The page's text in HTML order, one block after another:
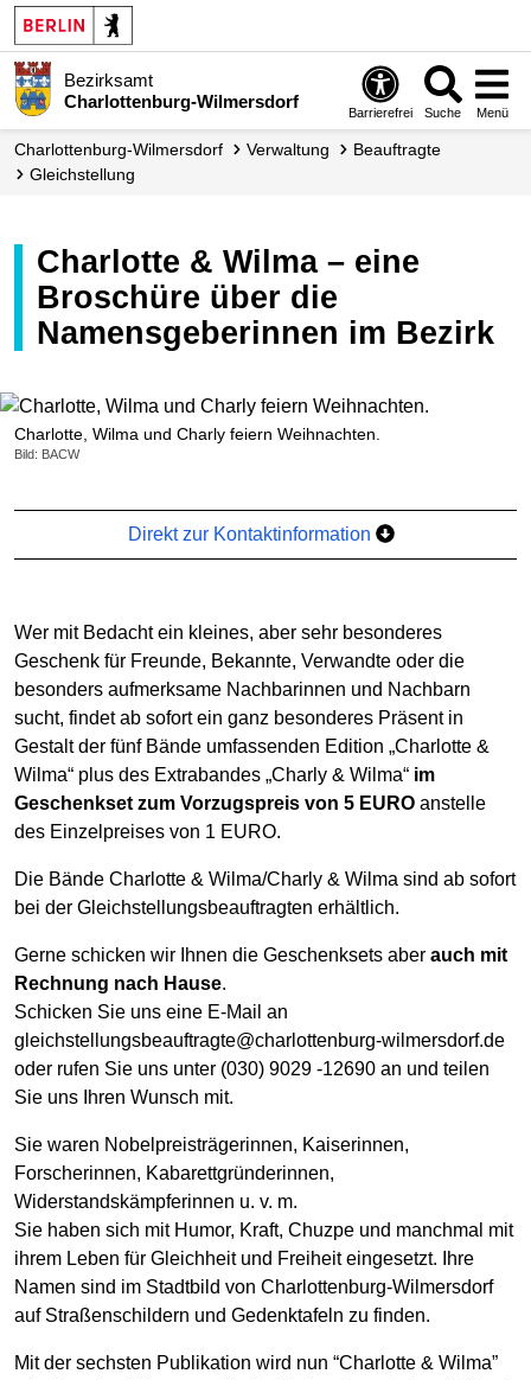
Bezirksamt
Charlottenburg-Wilmersdorf
Barrierefrei Suche Menü
Charlottenburg-Wilmersdorf Verwaltung
Beauftragte
Gleichstellung
Charlotte & Wilma – eine
Broschüre über die
Namensgeberinnen im Bezirk
Charlotte, Wilma und Charly feiern Weihnachten.
Bild: BACW
Direkt zur Kontaktinformation
Wer mit Bedacht ein kleines, aber sehr besonderes
Geschenk für Freunde, Bekannte, Verwandte oder die
besonders aufmerksame Nachbarinnen und Nachbarn
sucht, findet ab sofort ein ganz besonderes Präsent in
Gestalt der fünf Bände umfassenden Edition „Charlotte &
Wilma“ plus des Extrabandes „Charly & Wilma“ im
Geschenkset zum Vorzugspreis von 5 EURO anstelle
des Einzelpreises von 1 EURO.
Die Bände Charlotte & Wilma/Charly & Wilma sind ab sofort
bei der Gleichstellungsbeauftragten erhältlich.
Gerne schicken wir Ihnen die Geschenksets aber auch mit
Rechnung nach Hause.
Schicken Sie uns eine E-Mail an
gleichstellungsbeauftragte@charlottenburg-wilmersdorf.de
oder rufen Sie uns unter (030) 9029 -12690 an und teilen
Sie uns Ihren Wunsch mit.
Sie waren Nobelpreisträgerinnen, Kaiserinnen,
Forscherinnen, Kabarettgründerinnen,
Widerstandskämpferinnen u. v. m.
Sie haben sich mit Humor, Kraft, Chuzpe und manchmal mit
ihrem Leben für Gleichheit und Freiheit eingesetzt. Ihre
Namen sind im Stadtbild von Charlottenburg-Wilmersdorf
auf Straßenschildern und Gedenktafeln zu finden.
Mit der sechsten Publikation wird nun “Charlotte & Wilma”